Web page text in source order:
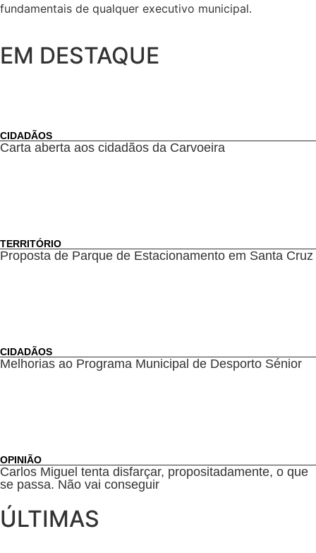
fundamentais de qualquer executivo municipal.
EM DESTAQUE
CIDADÃOS
Carta aberta aos cidadãos da Carvoeira
TERRITÓRIO
Proposta de Parque de Estacionamento em Santa Cruz
CIDADÃOS
Melhorias ao Programa Municipal de Desporto Sénior
OPINIÃO
Carlos Miguel tenta disfarçar, propositadamente, o que
se passa. Não vai conseguir
ÚLTIMAS